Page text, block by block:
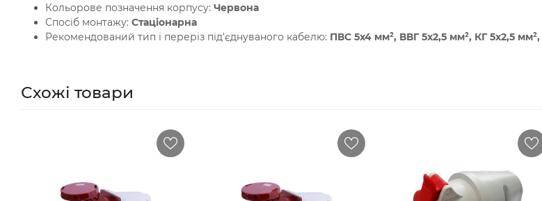
Кольорове позначення корпусу: Червона
Спосіб монтажу: Стаціонарна
Рекомендований тип і переріз під'єднуваного кабелю: ПВС 5х4 мм², ВВГ 5х2,5 мм², КГ 5х2,5
Схожі товари